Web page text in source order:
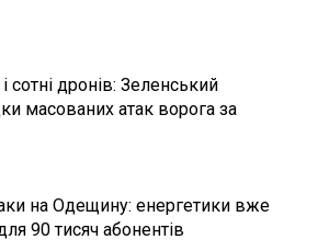
сотні дронів: Зеленський
масованих атак ворога за
на Одещину: енергетики вже
90 тисяч абонентів